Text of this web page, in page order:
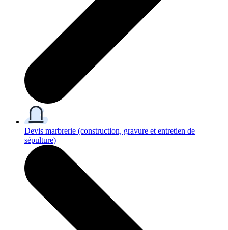
Devis marbrerie (construction, gravure et entretien de
sépulture)